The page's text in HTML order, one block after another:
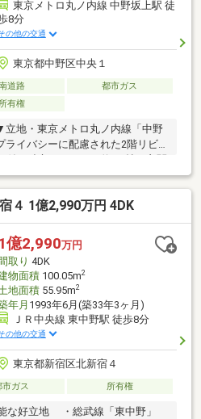
東京メトロ丸ノ内線 中野坂上駅 徒
8分
の他の交通
東京都中野区中央１
道路
都市ガス
所有権
地・東京メトロ丸ノ内線「中野
イバシーに配慮された2階リビン
能・1階洋室は約8.4帖、トップ
(車種による)▼周辺環境・スーパ
歩4分(約300m)・中野区立塔山
路幅員により容積率は160％に制
をお手伝いします
相談はお気軽にお問い合わせく
４ 1億2,990万円 4DK
1億2,990万円
取り 4DK
物面積100.05m2
地面積55.95m2
年月1993年6月(築33年3ヶ月)
ＪＲ中央線 東中野駅 徒歩8分
の他の交通
東京都新宿区北新宿４
市ガス 所有権
好立地 ・総武線「東中野」